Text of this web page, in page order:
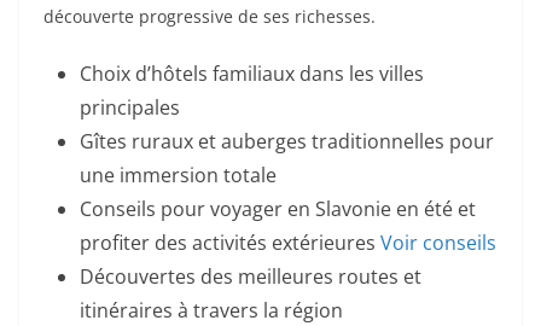
découverte progressive de ses richesses.
Choix d’hôtels familiaux dans les villes
principales
Gîtes ruraux et auberges traditionnelles pour
une immersion totale
Conseils pour voyager en Slavonie en été et
profiter des activités extérieures Voir conseils
Découvertes des meilleures routes et
itinéraires à travers la région